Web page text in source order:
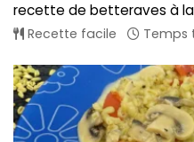
recette de betteraves à
Recette facile Temps